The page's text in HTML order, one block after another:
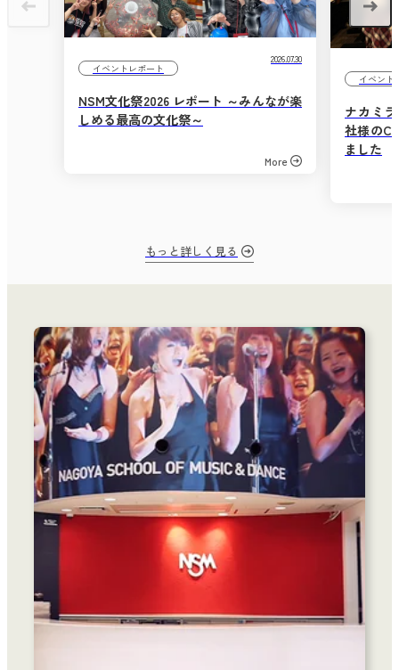
イベントレポート
2026.07.30
NSM文化祭2026 レポート ～みんなが楽
しめる最高の文化祭～
More
イベント
ナカミ
社様の
ました
もっと詳しく見る